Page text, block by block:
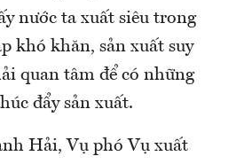
nước ta xuất siêu trong
khó khăn, sản xuất suy
quan tâm để có những
đẩy sản xuất.
Hải, Vụ phó Vụ xuất